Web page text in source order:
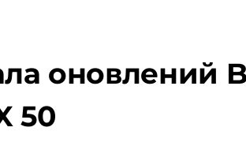
оновлений
50